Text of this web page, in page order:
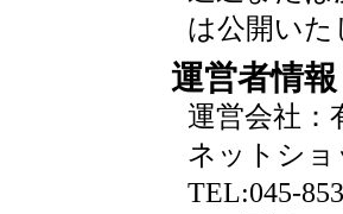
は公開い
運営者情報
運営会社：
ネットショ
TEL:045-